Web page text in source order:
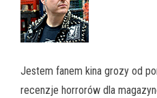
Jestem fanem kina grozy od
recenzje horrorów dla